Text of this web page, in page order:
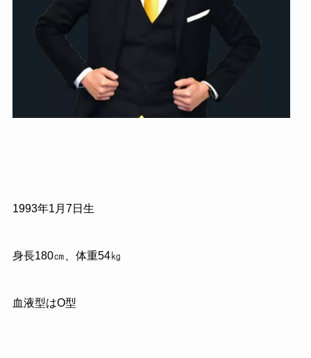
1993年1 月 7日生
身長180㎝、体重54㎏
血液型はO型